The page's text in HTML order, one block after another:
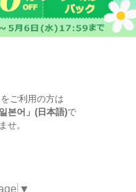
をご利用の方は
일본어」(日本語)で
せ。
▼